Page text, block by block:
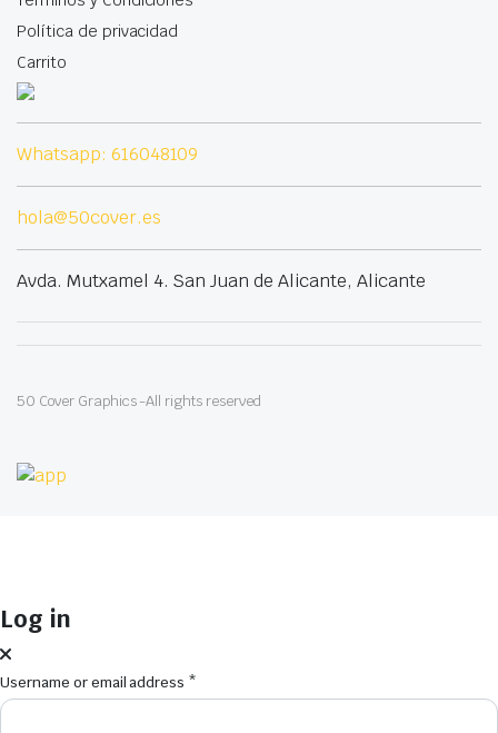
Política de privacidad
Carrito
Whatsapp: 616048109
hola@50cover.es
Avda. Mutxamel 4. San Juan de Alicante, Alicante
50 Cover Graphics -All rights reserved
Log in
Username or email address *